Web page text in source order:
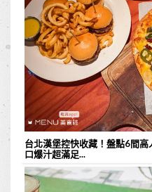
台北漢堡控快收藏！盤點6間高
口爆汁超滿足...